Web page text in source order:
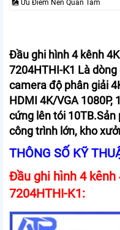
🎑 Ưu Điểm Nên Quan Tâm
Đầu ghi hình 4 kênh
7204HTHI-K1 Là
camera độ phân giải
HDMI 4K/VGA 1080P,
cứng lên tói
công trình lớn, kho
THÔNG SỐ KỸ
Đầu ghi hình 4 kênh
7204HTHI-K1: